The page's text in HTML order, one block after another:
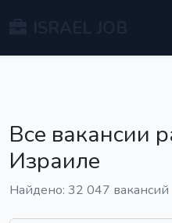
Все вакансии
Израиле
Найдено: 32 047 вакансий